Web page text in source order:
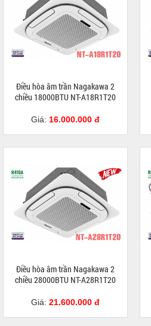
Điều hòa âm trần Nagakawa 2
chiều 18000BTU NT-A18R1T20
Giá: 16.000.000 đ
Điều hòa âm trần Nagakawa 2
chiều 28000BTU NT-A28R1T20
Giá: 21.600.000 đ